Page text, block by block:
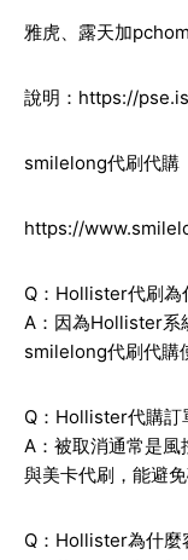
雅虎、露天加
說明： https://
smilelong代刷代購
https://
Q：Hollister代刷為
A：因為Hollister系
smilelong代刷代購
Q：Hollister代購訂
A：被取消通常是
與美卡代刷，能避免
Q：Hollister為什麼